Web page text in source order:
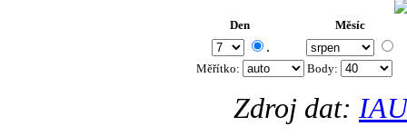
Den Měsíc
.
Měřítko: Body:
Zdroj dat: